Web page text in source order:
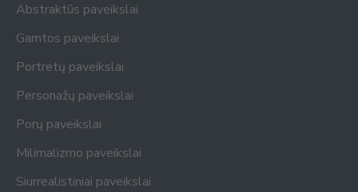
Abstraktūs paveikslai
Gamtos paveikslai
Portretų paveikslai
Personažų paveikslai
Porų paveikslai
Milimalizmo paveikslai
Siurrealistiniai paveikslai